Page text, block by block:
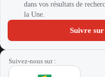
dans vos résultats de
la Une.
Suivre
Suivez-nous sur :